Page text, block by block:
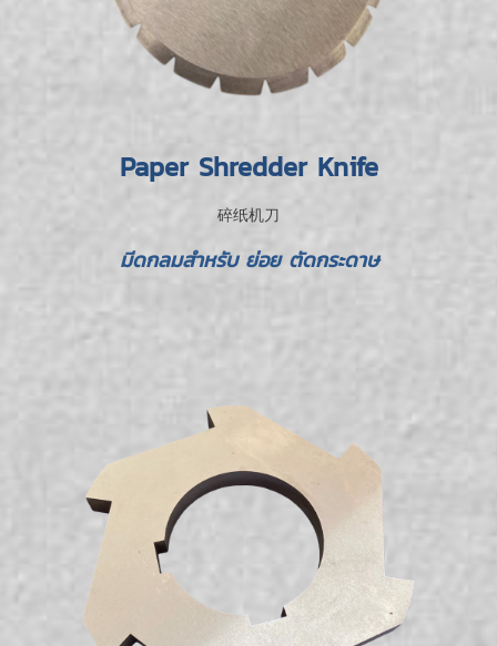
Paper Shredder Knife
碎纸机刀
มีดกลมสำหรับ ย่อย ตัดกระดาษ